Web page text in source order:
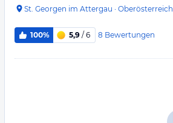
St. Georgen im Attergau · Oberösterreich
100% 5,9 / 6 8 Bewertungen